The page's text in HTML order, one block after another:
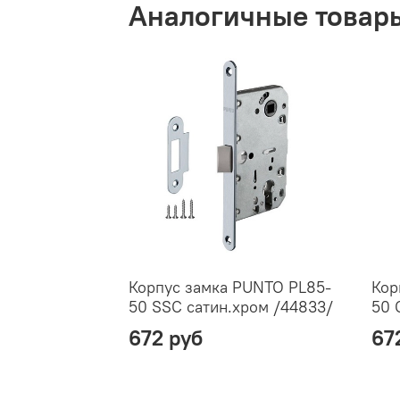
Аналогичные
Корпус замка PUNTO PL85-
50 SSC сатин.хром /44833/
672 руб
50